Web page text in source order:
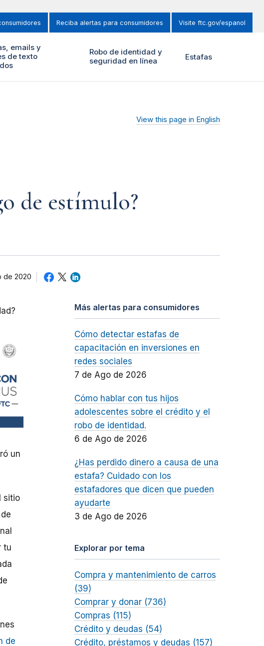
Reciba alertas para consumidores Visite ftc.gov/espanol
emails y
de texto
Robo de identidad y
seguridad en línea
Estafas
View this page in English
de estímulo?
de 2020
un
sitio
tu
de
Más alertas para consumidores
Cómo detectar estafas de
capacitación en inversiones en
redes sociales
7 de Ago de 2026
Cómo hablar con tus hijos
adolescentes sobre el crédito y el
robo de identidad.
6 de Ago de 2026
¿Has perdido dinero a causa de una
estafa? Cuidado con los
estafadores que dicen que pueden
ayudarte
3 de Ago de 2026
Explorar por tema
Compra y mantenimiento de carros
(39)
Comprar y donar (736)
Compras (115)
Crédito y deudas (54)
Crédito, préstamos y deudas (157)